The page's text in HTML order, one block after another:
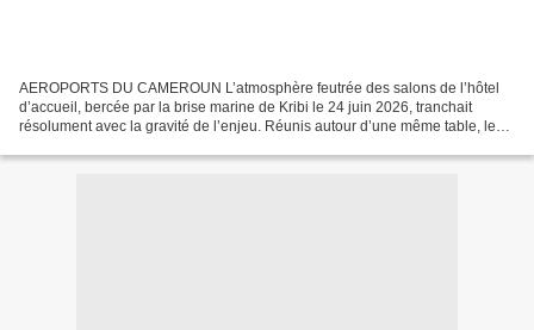
AEROPORTS DU CAMEROUN L’atmosphère feutrée des salons de l’hôtel
d’accueil, bercée par la brise marine de Kribi le 24 juin 2026, tranchait
résolument avec la gravité de l’enjeu. Réunis autour d’une même table, les